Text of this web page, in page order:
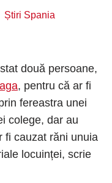
Știri Spania
două persoane,
, pentru că ar fi
fereastra unei
colege, dar au
fi cauzat răni unuia
locuinței, scrie